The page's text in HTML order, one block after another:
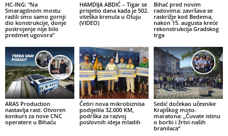
HC-ING: “Na
Smaragdnom mostu
radili smo samo gornji
dio konstrukcije, donje
postrojenje nije bilo
predmet ugovora”
HAMDIJA ABDIĆ – Tigar se
prisjetio dana kada je 502.
viteška krenula u Oluju
(VIDEO)
Bihać pred novim
radovima: završava se
raskrižje kod Bedema,
nakon 15. augusta kreće
rekonstrukcija Gradskog
trga
ARAS Production
nastavlja rast: Otvoren
konkurs za nove CNC
operatere u Bihaću
Četiri nova mikrobiznisa
podijelila 32.000 KM,
podrška za razvoj
poslovnih ideja mladih
Sedić dočekao učesnike
Krajiškog moto-
maratona: „Čuvate istinu
o borbi i žrtvi naših
branilaca“